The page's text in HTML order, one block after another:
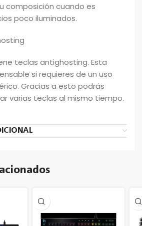
composición cuando es
poco iluminados.
teclas antighosting. Esta
si requieres de un uso
Gracias a esto podrás
varias teclas al mismo tiempo.